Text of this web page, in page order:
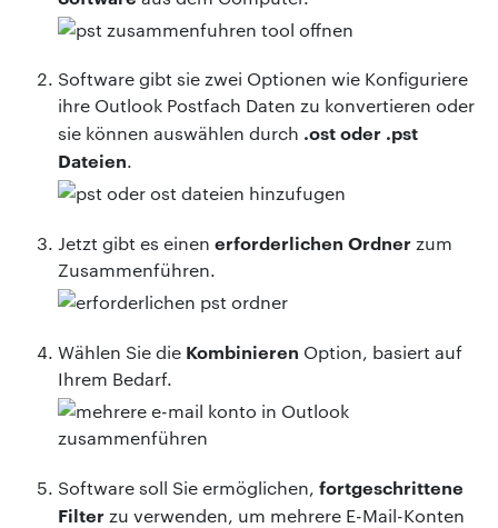
Software gibt sie zwei Optionen wie Konfiguriere
ihre Outlook Postfach Daten zu konvertieren oder
sie können auswählen durch .ost oder .pst
Dateien.
Jetzt gibt es einen erforderlichen Ordner zum
Zusammenführen.
Wählen Sie die Kombinieren Option, basiert auf
Ihrem Bedarf.
Software soll Sie ermöglichen, fortgeschrittene
Filter zu verwenden, um mehrere E-Mail-Konten